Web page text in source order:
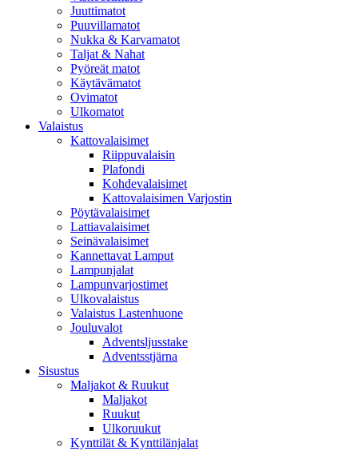
Juuttimatot
Puuvillamatot
Nukka & Karvamatot
Taljat & Nahat
Pyöreät matot
Käytävämatot
Ovimatot
Ulkomatot
Valaistus
Kattovalaisimet
Riippuvalaisin
Plafondi
Kohdevalaisimet
Kattovalaisimen Varjostin
Pöytävalaisimet
Lattiavalaisimet
Seinävalaisimet
Kannettavat Lamput
Lampunjalat
Lampunvarjostimet
Ulkovalaistus
Valaistus Lastenhuone
Jouluvalot
Adventsljusstake
Adventsstjärna
Sisustus
Maljakot & Ruukut
Maljakot
Ruukut
Ulkoruukut
Kynttilät & Kynttilänjalat